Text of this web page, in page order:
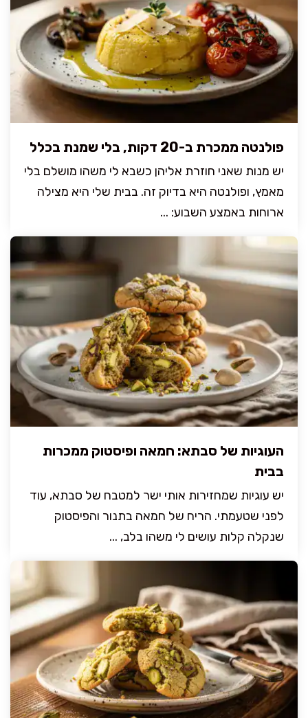
פולנטה ממכרת ב-20 דקות, בלי שמנת בכלל
יש מנות שאני חוזרת אליהן כשבא לי משהו מושלם בלי
מאמץ, ופולנטה היא בדיוק זה. בבית שלי היא מצילה
ארוחות באמצע השבוע: ...
העוגיות של סבתא: חמאה ופיסטוק ממכרות
בבית
יש עוגיות שמחזירות אותי ישר למטבח של סבתא, עוד
לפני שטעמתי. הריח של חמאה בתנור והפיסטוק
שנקלה קלות עושים לי משהו בלב, ...